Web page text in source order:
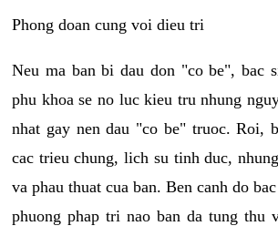
Phong doan cung voi dieu tri
Neu ma ban bi dau don "co be", bac
phu khoa se no luc kieu tru nhung
nhat gay nen dau "co be" truoc. Roi,
cac trieu chung, lich su tinh duc,
va phau thuat cua ban. Ben canh do
phuong phap tri nao ban da tung thu